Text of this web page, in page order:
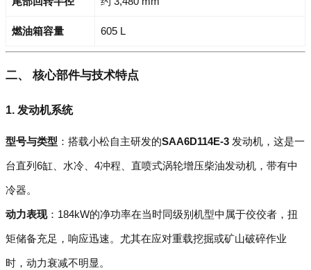
燃油箱容量 605 L
二、 核心部件与技术特点
1. 发动机系统
型号与类型 ：搭载小松自主研发的SAA6D114E-3 发动机，这是一
台直列6缸、水冷、4冲程、直喷式涡轮增压柴油发动机，带有中
冷器。
动力表现：184kW的净功率在当时同级别机型中属于佼佼者，扭
矩储备充足，响应迅速。尤其在应对重载挖掘或矿山破碎作业
时，动力衰减不明显。